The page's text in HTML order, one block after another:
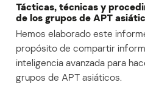
Tácticas, técnicas y
de los grupos de APT
Hemos elaborado este
propósito de compartir
inteligencia avanzada para
grupos de APT asiáticos.